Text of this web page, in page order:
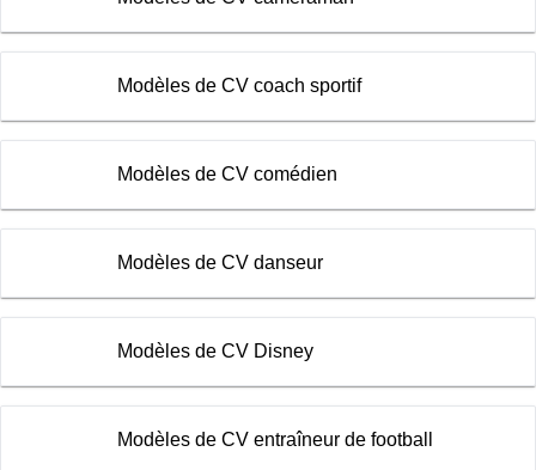
Modèles de CV coach sportif
Modèles de CV comédien
Modèles de CV danseur
Modèles de CV Disney
Modèles de CV entraîneur de football